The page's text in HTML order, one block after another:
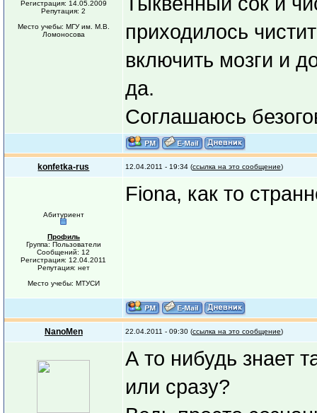
Регистрация: 14.05.2009
Репутация: 2
Место учебы: МГУ им. М.В.
Ломоносова
приходилось
включить мозги и
да.
Соглашаюсь
konfetka-rus 12.04.2011 - 19:34 (ссылка на это сообщение)
Абитуриент
Профиль
Группа: Пользователи
Сообщений: 12
Регистрация: 12.04.2011
Репутация: нет
Место учебы: МТУСИ
Fiona, как то
NanoMen 22.04.2011 - 09:30 (ссылка на это сообщение)
А то нибудь знает
или сразу?